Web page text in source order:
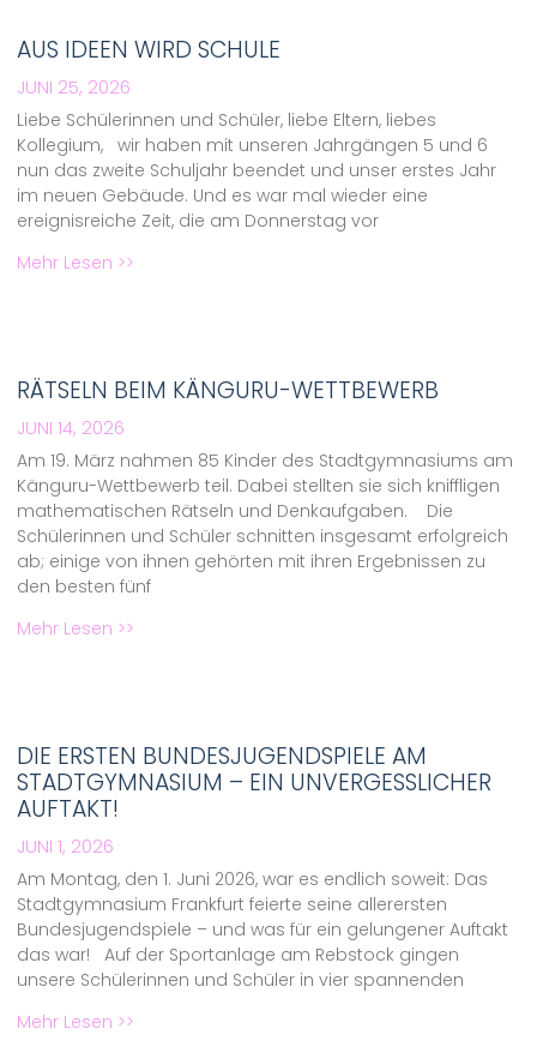
AUS IDEEN WIRD SCHULE
JUNI 25, 2026
Liebe Schülerinnen und Schüler, liebe Eltern, liebes
Kollegium, wir haben mit unseren Jahrgängen 5 und 6
nun das zweite Schuljahr beendet und unser erstes Jahr
im neuen Gebäude. Und es war mal wieder eine
ereignisreiche Zeit, die am Donnerstag vor
Mehr Lesen >>
RÄTSELN BEIM KÄNGURU-WETTBEWERB
JUNI 14, 2026
Am 19. März nahmen 85 Kinder des Stadtgymnasiums am
Känguru-Wettbewerb teil. Dabei stellten sie sich kniffligen
mathematischen Rätseln und Denkaufgaben. Die
Schülerinnen und Schüler schnitten insgesamt erfolgreich
ab; einige von ihnen gehörten mit ihren Ergebnissen zu
den besten fünf
Mehr Lesen >>
DIE ERSTEN BUNDESJUGENDSPIELE AM
STADTGYMNASIUM – EIN UNVERGESSLICHER
AUFTAKT!
JUNI 1, 2026
Am Montag, den 1. Juni 2026, war es endlich soweit: Das
Stadtgymnasium Frankfurt feierte seine allerersten
Bundesjugendspiele – und was für ein gelungener Auftakt
das war! Auf der Sportanlage am Rebstock gingen
unsere Schülerinnen und Schüler in vier spannenden
Mehr Lesen >>